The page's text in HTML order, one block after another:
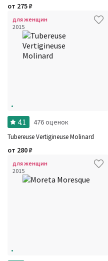
от 275₽
для женщин
2015
4.1 476 оценок
Tubereuse Vertigineuse Molinard
от 280₽
для женщин
2015